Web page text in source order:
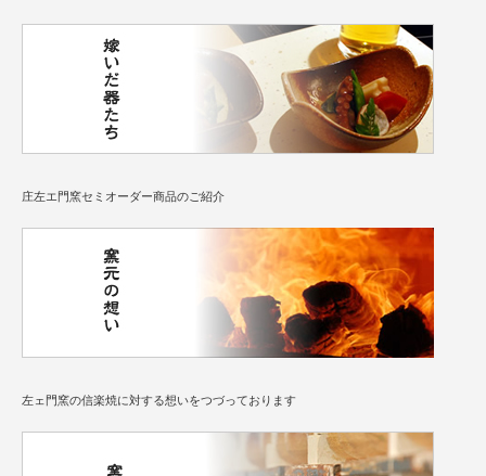
庄左エ門窯セミオーダー商品のご紹介
左ェ門窯の信楽焼に対する想いをつづっております